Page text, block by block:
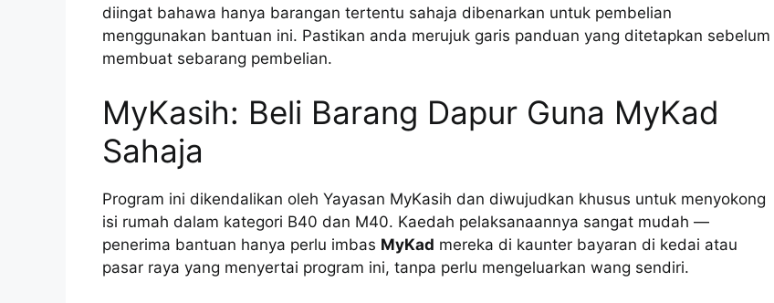
diingat bahawa hanya barangan tertentu sahaja dibenarkan untuk pembelian
menggunakan bantuan ini. Pastikan anda merujuk garis panduan yang ditetapkan sebelum
membuat sebarang pembelian.
MyKasih: Beli Barang Dapur Guna MyKad
Sahaja
Program ini dikendalikan oleh Yayasan MyKasih dan diwujudkan khusus untuk menyokong
isi rumah dalam kategori B40 dan M40. Kaedah pelaksanaannya sangat mudah —
penerima bantuan hanya perlu imbas MyKad mereka di kaunter bayaran di kedai atau
pasar raya yang menyertai program ini, tanpa perlu mengeluarkan wang sendiri.